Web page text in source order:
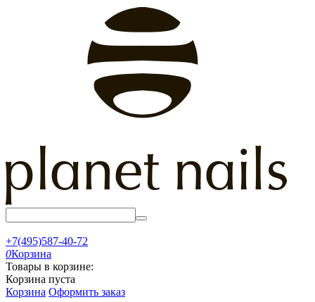
+7(495)587-40-72
0Корзина
Товары в корзине:
Корзина пуста
Корзина Оформить заказ